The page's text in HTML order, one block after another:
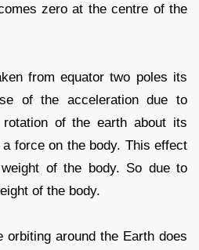
zero at the centre of the
from equator two poles its
of the acceleration due to
of the earth about its
force on the body. This effect
of the body. So due to
of the body.
orbiting around the Earth does